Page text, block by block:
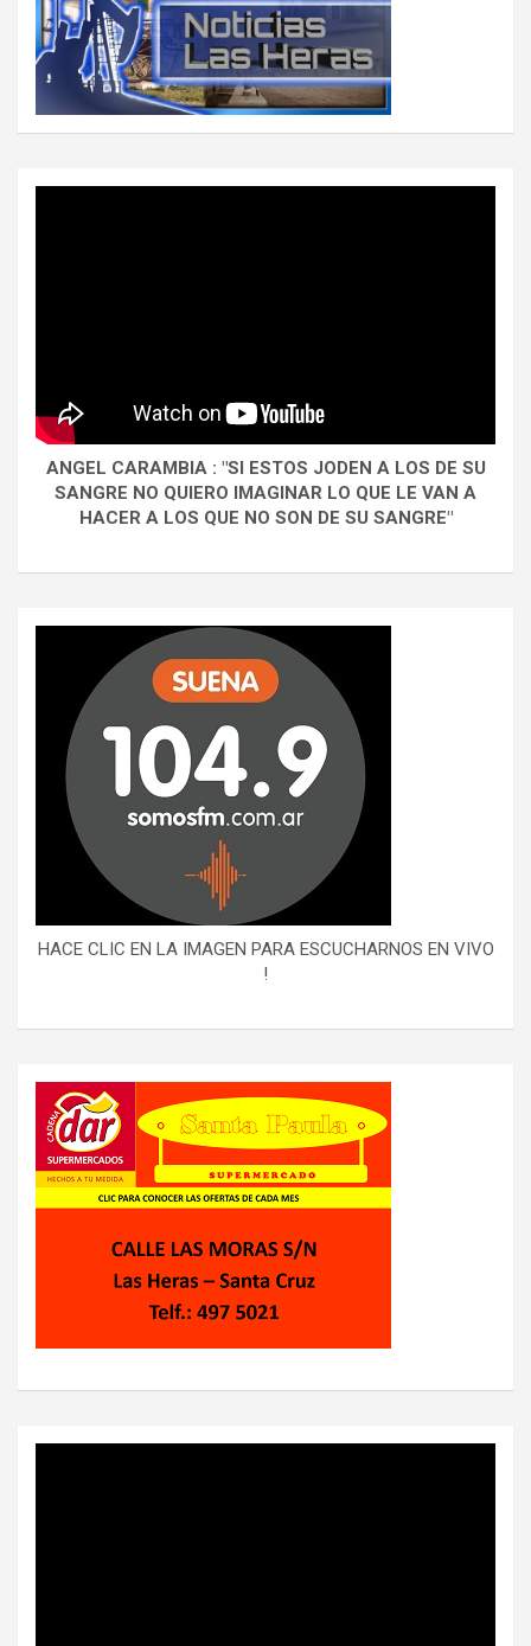
ANGEL CARAMBIA : "SI ESTOS JODEN A LOS DE SU
SANGRE NO QUIERO IMAGINAR LO QUE LE VAN A
HACER A LOS QUE NO SON DE SU SANGRE"
HACE CLIC EN LA IMAGEN PARA ESCUCHARNOS EN VIVO
!